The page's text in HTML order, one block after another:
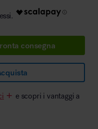
consegna
e scopri i vantaggi a